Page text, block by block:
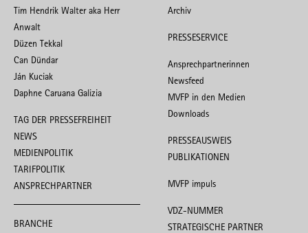
Tim Hendrik Walter aka Herr
Anwalt
Düzen Tekkal
Can Dündar
Ján Kuciak
Daphne Caruana Galizia
TAG DER PRESSEFREIHEIT
NEWS
MEDIENPOLITIK
TARIFPOLITIK
ANSPRECHPARTNER
BRANCHE
Archiv
PRESSESERVICE
Ansprechpartnerinnen
Newsfeed
MVFP in den Medien
Downloads
PRESSEAUSWEIS
PUBLIKATIONEN
MVFP impuls
VDZ-NUMMER
STRATEGISCHE PARTNER